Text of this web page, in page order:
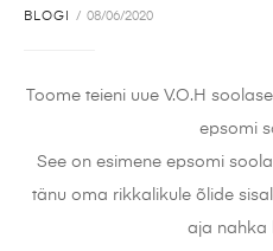
BLOGI 08/06/2020
Toome teieni uue V.O.H
epsomi
See on esimene epsomi
tänu oma rikkalikule õlide
aja nahka